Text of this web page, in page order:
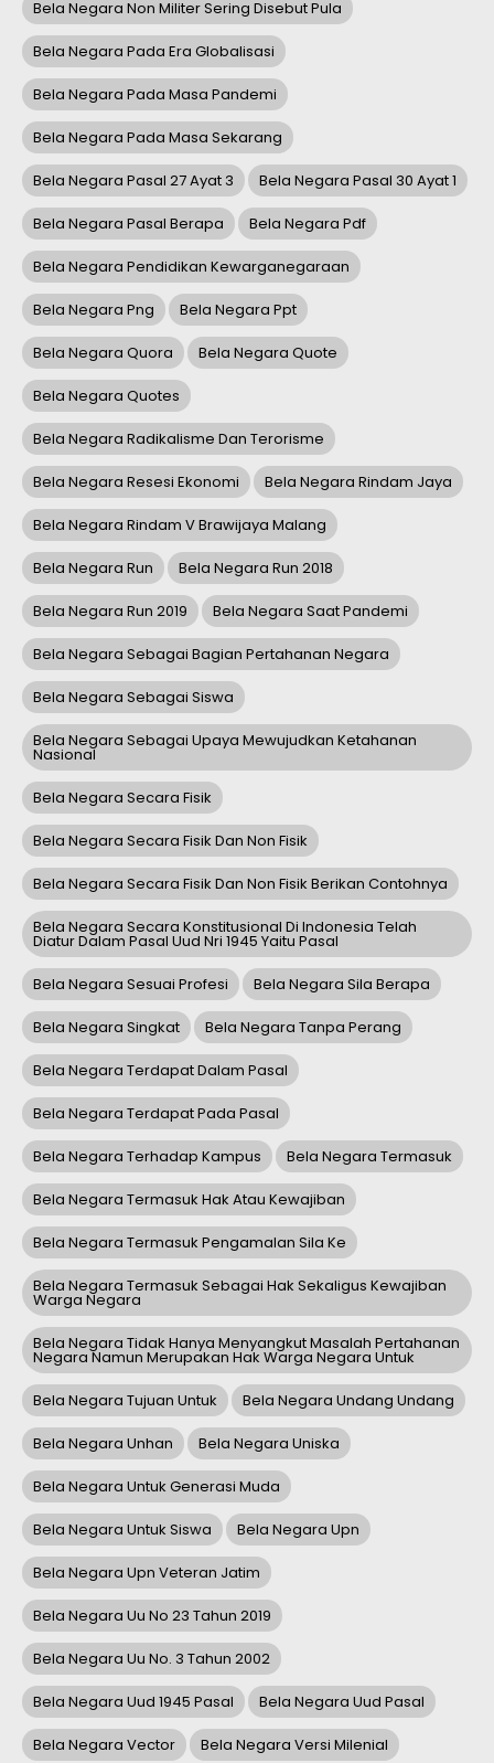
Bela Negara Non Militer Sering Disebut Pula
Bela Negara Pada Era Globalisasi
Bela Negara Pada Masa Pandemi
Bela Negara Pada Masa Sekarang
Bela Negara Pasal 27 Ayat 3 Bela Negara Pasal 30 Ayat 1
Bela Negara Pasal Berapa Bela Negara Pdf
Bela Negara Pendidikan Kewarganegaraan
Bela Negara Png Bela Negara Ppt
Bela Negara Quora Bela Negara Quote
Bela Negara Quotes
Bela Negara Radikalisme Dan Terorisme
Bela Negara Resesi Ekonomi Bela Negara Rindam Jaya
Bela Negara Rindam V Brawijaya Malang
Bela Negara Run Bela Negara Run 2018
Bela Negara Run 2019 Bela Negara Saat Pandemi
Bela Negara Sebagai Bagian Pertahanan Negara
Bela Negara Sebagai Siswa
Bela Negara Sebagai Upaya Mewujudkan Ketahanan
Nasional
Bela Negara Secara Fisik
Bela Negara Secara Fisik Dan Non Fisik
Bela Negara Secara Fisik Dan Non Fisik Berikan Contohnya
Bela Negara Secara Konstitusional Di Indonesia Telah
Diatur Dalam Pasal Uud Nri 1945 Yaitu Pasal
Bela Negara Sesuai Profesi Bela Negara Sila Berapa
Bela Negara Singkat Bela Negara Tanpa Perang
Bela Negara Terdapat Dalam Pasal
Bela Negara Terdapat Pada Pasal
Bela Negara Terhadap Kampus Bela Negara Termasuk
Bela Negara Termasuk Hak Atau Kewajiban
Bela Negara Termasuk Pengamalan Sila Ke
Bela Negara Termasuk Sebagai Hak Sekaligus Kewajiban
Warga Negara
Bela Negara Tidak Hanya Menyangkut Masalah Pertahanan
Negara Namun Merupakan Hak Warga Negara Untuk
Bela Negara Tujuan Untuk Bela Negara Undang Undang
Bela Negara Unhan Bela Negara Uniska
Bela Negara Untuk Generasi Muda
Bela Negara Untuk Siswa Bela Negara Upn
Bela Negara Upn Veteran Jatim
Bela Negara Uu No 23 Tahun 2019
Bela Negara Uu No. 3 Tahun 2002
Bela Negara Uud 1945 Pasal Bela Negara Uud Pasal
Bela Negara Vector Bela Negara Versi Milenial